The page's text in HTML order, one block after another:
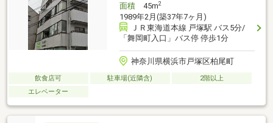
面積45m2
1989年2月(築37年7ヶ月)
ＪＲ東海道本線 戸塚駅 バス5分/
「舞岡町入口」バス停 停歩1分
神奈川県横浜市戸塚区柏尾町
飲食店可 駐車場(近隣含)
2階以上
エレベーター